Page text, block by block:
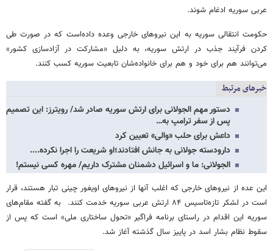
عربی سوریه ادغام شوند.
حکومت انتقالی سوریه به این نیروهای خارجی وعده داده‌است که در صورت طی
کردن فرآیند جذب در ارتش سوریه، به دلیل «مشارکت در آزادسازی کشور»
می‌توانند هم برای خود و هم برای خانواده‌شان تابعیت سوریه کسب کنند.
خبرهای مرتبط
دستور مهم الجولانی برای ارتش سوریه صادر شد/ رویترز: این تصمیم
پس از سفر ترامپ به…
داعش برای حلب «والی» تعیین کرد
دارودسته جولانی به جانش افتادند؛او شریعت را اجرا نکرده....
الجولانی: ما و اسرائیل دشمنان مشترک داریم/ مهره کسی نیستم!
این عده از نیروهای خارجی که اغلب آنها از نیروهای اویغور چینی تبار هستند، قرار
است در لشکر تازه‌تاسیس ۸۴ ارتش عربی سوریه خدمت کنند. به گفته مقام‌های
سوریه این اقدام در راستای برنامه فراگیر «تحول ساختاری ملی» است که پس از
سقوط نظام بشار اسد در پاییز سال گذشته آغاز شد.